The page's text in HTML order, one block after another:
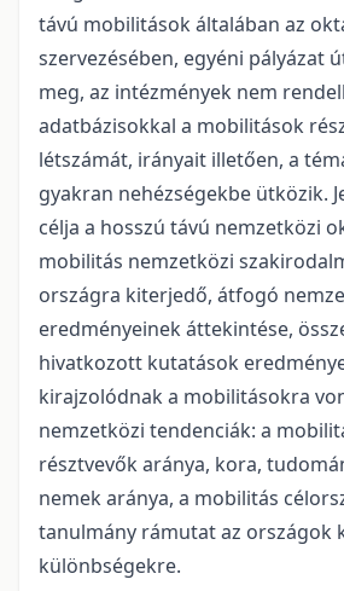
távú mobilitások általában az
szervezésében, egyéni pályázat
meg, az intézmények nem
adatbázisokkal a mobilitások
létszámát, irányait illetően, a
gyakran nehézségekbe ütközik.
célja a hosszú távú nemzetközi
mobilitás nemzetközi
országra kiterjedő, átfogó
eredményeinek áttekintése,
hivatkozott kutatások
kirajzolódnak a mobilitásokra
nemzetközi tendenciák: a
résztvevők aránya, kora,
nemek aránya, a mobilitás
tanulmány rámutat az országok
különbségekre.